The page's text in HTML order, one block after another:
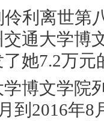
利离世第
通大学博
她7.2万元
文学院
到2016年